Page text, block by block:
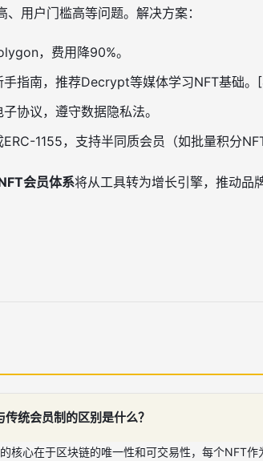
、用户门槛高等问题。解决方案：
，费用降90%。
手指南，推荐Decrypt等媒体学习NFT基础。
协议，遵守数据隐私法。
1155，支持半同质会员（如批量积分
会员体系将从工具转为增长引擎，推动品
统会员制的区别是什么？
核心在于区块链的唯一性和可交易性，每个NFT